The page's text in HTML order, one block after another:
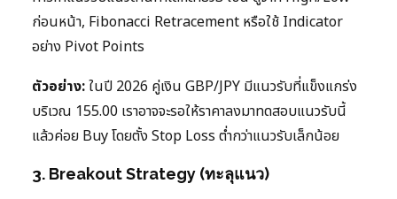
ก่อนหน้า, Fibonacci Retracement หรือใช้ Indicator
อย่าง Pivot Points
ตัวอย่าง:ในปี 2026 คู่เงิน GBP/JPY มีแนวรับที่แข็งแกร่ง
บริเวณ 155.00 เราอาจจะรอให้ราคาลงมาทดสอบแนวรับนี้
แล้วค่อย Buy โดยตั้ง Stop Loss ต่ำกว่าแนวรับเล็กน้อย
3. Breakout Strategy (ทะลุแนว)